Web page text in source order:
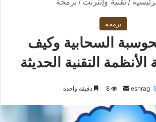
برمجة
السحابية وكيف
التقنية الحديثة
eshrag
أرسل
إلكترونيا
8 دقيقة واحدة